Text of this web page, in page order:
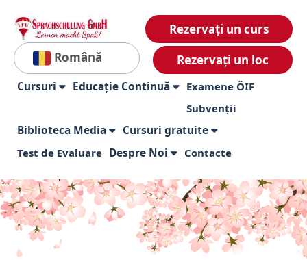
Română
Rezervați un curs
Rezervați un loc
Cursuri Educație Continuă
Examene ÖIF
Subvenții
Biblioteca Media Cursuri gratuite
Test de Evaluare Despre Noi Contacte